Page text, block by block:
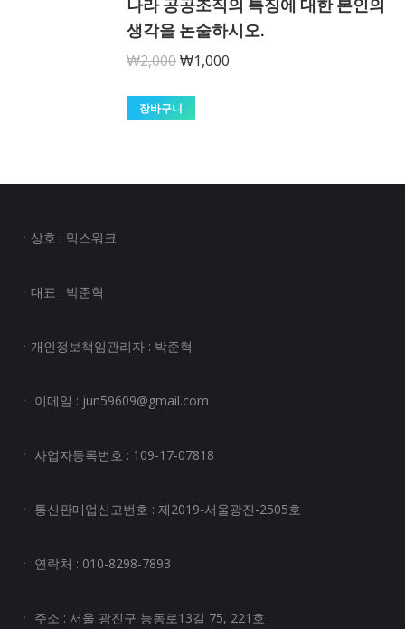
나라 공공조직의 특징에 대한 본인의
생각을 논술하시오.
₩2,000원
가
₩1,000
장바구니
ㆍ상호 : 믹스워크
ㆍ대표 : 박준혁
ㆍ개인정보책임관리자 : 박준혁
ㆍ 이메일 : jun59609@gmail.com
ㆍ 사업자등록번호 : 109-17-07818
ㆍ 통신판매업신고번호 : 제2019-서울광진-2505호
ㆍ 연락처 : 010-8298-7893
ㆍ 주소 : 서울 광진구 능동로13길 75, 221호